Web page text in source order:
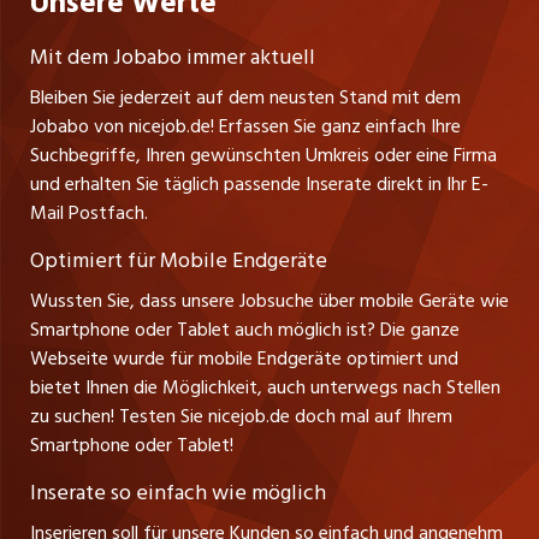
Führungspositionen
Management / Kader-Jobs
Impressum
jobmittelland.ch
jobbern.ch
jobbasel.ch
zentraljob.ch
myjob.ch
schaffu.ch (VS)
ajourjob.ch
tagblatt.ch
FM1Today
Fa. nicejob.de
PR Medien GmbH
Lindauer Straße 16
D-88239 Wangen
Tel. +49 07522 795034
Thomas Reiner
Ansprechpartner
Mit dem Jobabo immer aktuell
Bleiben Sie jederzeit auf dem neusten Stand mit dem
Jobabo von nicejob.de! Erfassen Sie ganz einfach Ihre
Suchbegriffe, Ihren gewünschten Umkreis oder eine Firma
und erhalten Sie täglich passende Inserate direkt in Ihr E-
Mail Postfach.
Optimiert für Mobile Endgeräte
Wussten Sie, dass unsere Jobsuche über mobile Geräte wie
Smartphone oder Tablet auch möglich ist? Die ganze
Webseite wurde für mobile Endgeräte optimiert und
bietet Ihnen die Möglichkeit, auch unterwegs nach Stellen
zu suchen! Testen Sie nicejob.de doch mal auf Ihrem
Smartphone oder Tablet!
Inserate so einfach wie möglich